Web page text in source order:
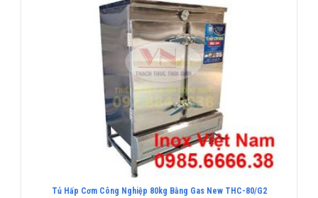
Tủ Hấp Cơm Công Nghiệp 80kg Bằng Gas New THC-80/G2